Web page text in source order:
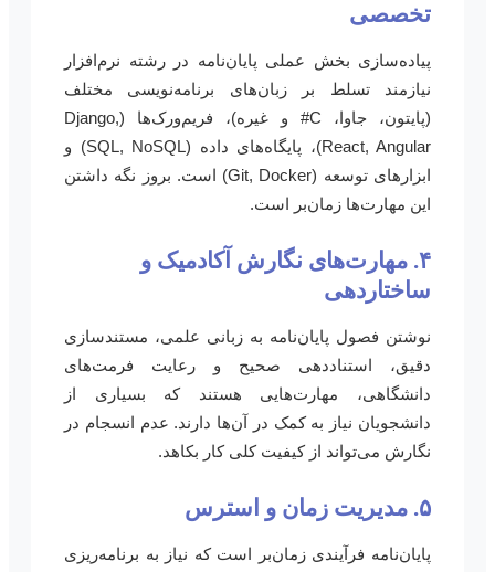
تخصصی
پیاده‌سازی بخش عملی پایان‌نامه در رشته نرم‌افزار
نیازمند تسلط بر زبان‌های برنامه‌نویسی مختلف
(پایتون، جاوا، C# و غیره)، فریم‌ورک‌ها (Django,
React, Angular)، پایگاه‌های داده (SQL, NoSQL) و
ابزارهای توسعه (Git, Docker) است. بروز نگه داشتن
این مهارت‌ها زمان‌بر است.
۴. مهارت‌های نگارش آکادمیک و
ساختاردهی
نوشتن فصول پایان‌نامه به زبانی علمی، مستندسازی
دقیق، استناددهی صحیح و رعایت فرمت‌های
دانشگاهی، مهارت‌هایی هستند که بسیاری از
دانشجویان نیاز به کمک در آن‌ها دارند. عدم انسجام در
نگارش می‌تواند از کیفیت کلی کار بکاهد.
پایان‌نامه فرآیندی زمان‌بر است که نیاز به برنامه‌ریزی